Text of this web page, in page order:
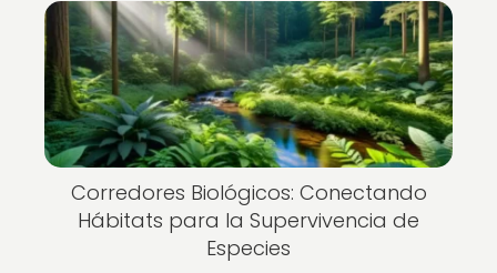
Corredores Biológicos: Conectando
Hábitats para la Supervivencia de
Especies